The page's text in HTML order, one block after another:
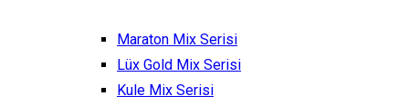
Maraton Mix Serisi
Lüx Gold Mix Serisi
Kule Mix Serisi